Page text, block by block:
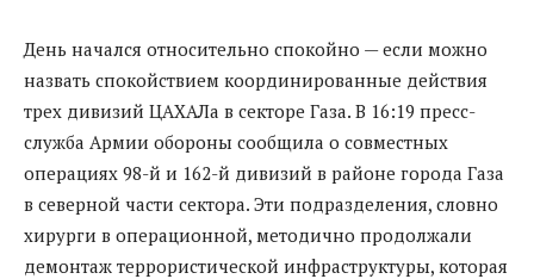
День начался относительно спокойно — если можно
назвать спокойствием координированные действия
трех дивизий ЦАХАЛа в секторе Газа. В 16:19 пресс-
служба Армии обороны сообщила о совместных
операциях 98-й и 162-й дивизий в районе города Газа
в северной части сектора. Эти подразделения, словно
хирурги в операционной, методично продолжали
демонтаж террористической инфраструктуры, которая